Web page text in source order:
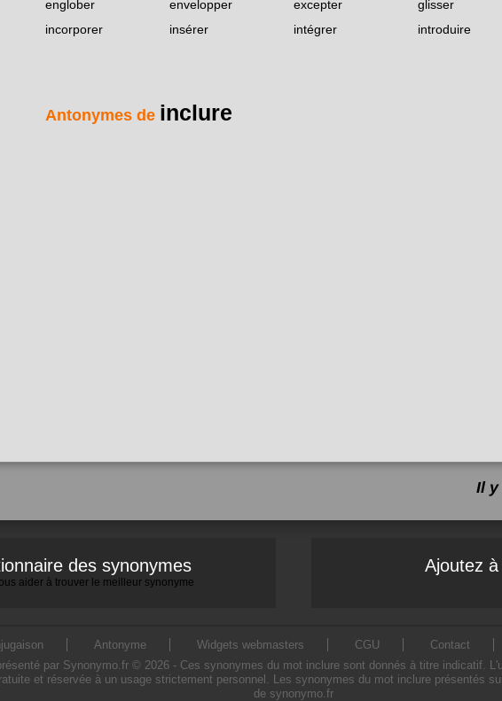
englober
envelopper excepter glisser
incorporer
insérer intégrer introduire
Antonymes de inclure
Il y
des synonymes
aider à trouver le meilleur synonyme
Ajoutez
Antonyme Widgets webmasters CGU Contact
par Synonymo.fr © 2026 - Ces synonymes du mot inclure sont donnés à titre indicatif.
et réservée à un usage strictement personnel. Les synonymes du mot inclure présentés
de synonymo.fr